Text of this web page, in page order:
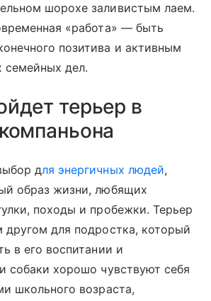
шорохе заливистым лаем.
«работа» — быть
позитива и активным
семейных дел.
терьер в
для энергичных людей,
образ жизни, любящих
походы и пробежки. Терьер
другом для подростка, который
в его воспитании и
собаки хорошо чувствуют себя
школьного возраста,